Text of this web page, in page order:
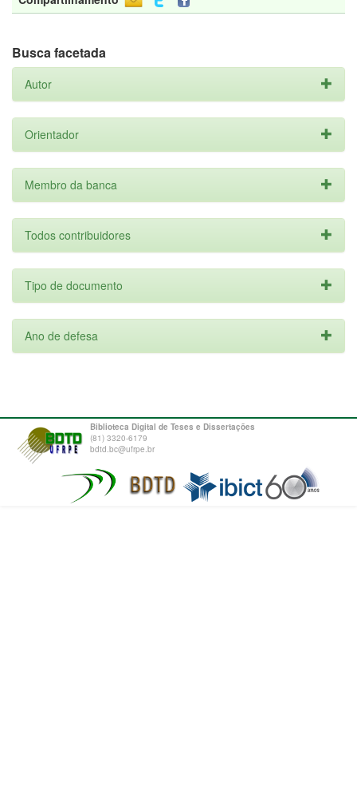
Busca facetada
Autor
Orientador
Membro da banca
Todos contribuidores
Tipo de documento
Ano de defesa
Biblioteca Digital de Teses e Dissertações
(81) 3320-6179
bdtd.bc@ufrpe.br